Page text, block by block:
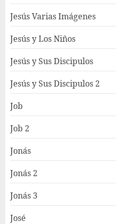
Jesús Varias Imágenes
Jesús y Los Niños
Jesús y Sus Discipulos
Jesús y Sus Discipulos 2
Job
Job 2
Jonás
Jonás 2
Jonás 3
José